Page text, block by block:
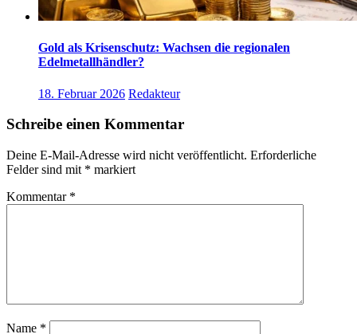
Gold als Krisenschutz: Wachsen die regionalen
Edelmetallhändler?
18. Februar 2026 Redakteur
Schreibe einen Kommentar
Deine E-Mail-Adresse wird nicht veröffentlicht. Erforderliche
Felder sind mit * markiert
Kommentar *
Name *